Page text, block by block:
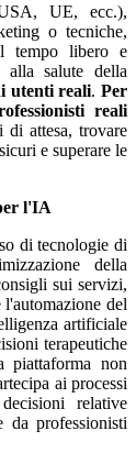
UE, ecc.),
o tecniche,
tempo libero e
alla salute della
utenti reali.Per
reali
attesa, trovare
e superare le
l'IA
di tecnologie di
della
sui servizi,
del
artificiale
terapeutiche
piattaforma non
ai processi
relative
da professionisti